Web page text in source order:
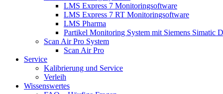
LMS Express 7 Monitoringsoftware
LMS Express 7 RT Monitoringsoftware
LMS Pharma
Partikel Monitoring System mit Siemens Simatic
Scan Air Pro System
Scan Air Pro
Service
Kalibrierung und Service
Verleih
Wissenswertes